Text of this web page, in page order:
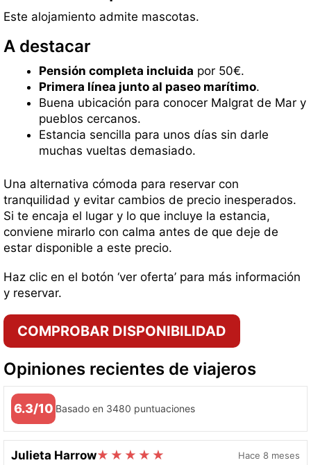
Este alojamiento admite mascotas.
A destacar
Pensión completa incluida por 50€.
Primera línea junto al paseo marítimo.
Buena ubicación para conocer Malgrat de Mar y
pueblos cercanos.
Estancia sencilla para unos días sin darle
muchas vueltas demasiado.
Una alternativa cómoda para reservar con
tranquilidad y evitar cambios de precio inesperados.
Si te encaja el lugar y lo que incluye la estancia,
conviene mirarlo con calma antes de que deje de
estar disponible a este precio.
Haz clic en el botón ‘ver oferta’ para más información
y reservar.
COMPROBAR DISPONIBILIDAD
Opiniones recientes de viajeros
6.3/10 Basado en 3480 puntuaciones
Julieta Harrow Hace 8 meses